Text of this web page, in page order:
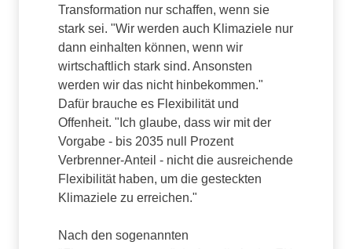
Transformation nur schaffen, wenn sie
stark sei. "Wir werden auch Klimaziele nur
dann einhalten können, wenn wir
wirtschaftlich stark sind. Ansonsten
werden wir das nicht hinbekommen."
Dafür brauche es Flexibilität und
Offenheit. "Ich glaube, dass wir mit der
Vorgabe - bis 2035 null Prozent
Verbrenner-Anteil - nicht die ausreichende
Flexibilität haben, um die gesteckten
Klimaziele zu erreichen."
Nach den sogenannten